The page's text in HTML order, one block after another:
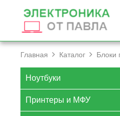
Главная Каталог Блоки
Ноутбуки
Принтеры и МФУ